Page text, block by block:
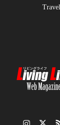
Travel